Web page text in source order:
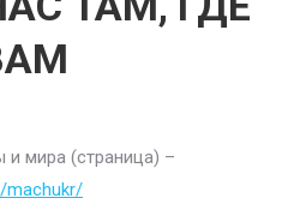
мира (страница) –
machukr/